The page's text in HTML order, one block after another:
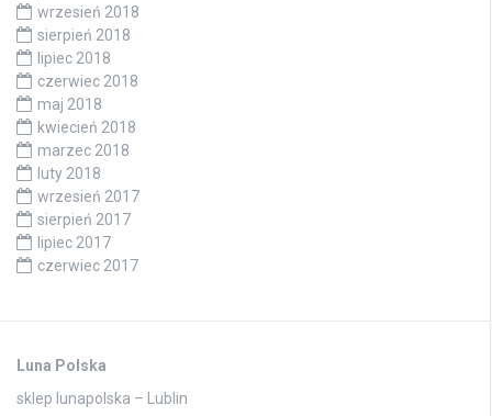
wrzesień 2018
sierpień 2018
lipiec 2018
czerwiec 2018
maj 2018
kwiecień 2018
marzec 2018
luty 2018
wrzesień 2017
sierpień 2017
lipiec 2017
czerwiec 2017
Luna Polska
sklep lunapolska – Lublin